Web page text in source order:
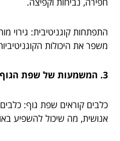
התפתחות קוגניטיבית: גירוי
משפר את היכולות
3. המשמעות של שפת הגוף
כלבים קוראים שפת גוף:
אנושית, מה שיכול להשפיע